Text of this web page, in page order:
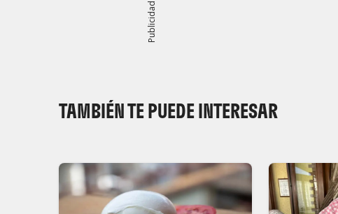
Publicidad
TAMBIÉN TE PUEDE INTERESAR